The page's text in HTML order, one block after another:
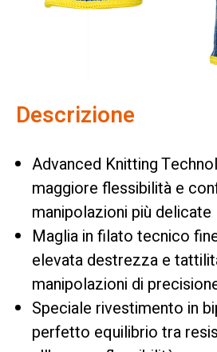
Descrizione
Advanced Knitting
maggiore flessibilità e
manipolazioni più delicate
Maglia in filato tecnico
elevata destrezza e
manipolazioni di
Speciale rivestimento in
perfetto equilibrio tra